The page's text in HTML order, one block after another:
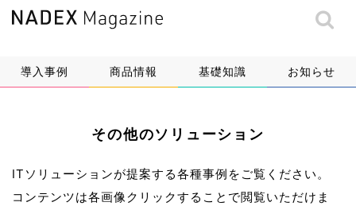
導入事例 商品情報 基礎知識 お知らせ
その他のソリューション
ITソリューションが提案する各種事例をご覧ください。
コンテンツは各画像クリックすることで閲覧いただけま